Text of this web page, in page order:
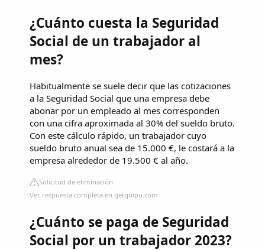
¿Cuánto cuesta la Seguridad
Social de un trabajador al
mes?
Habitualmente se suele decir que las cotizaciones
a la Seguridad Social que una empresa debe
abonar por un empleado al mes corresponden
con una cifra aproximada al 30% del sueldo bruto.
Con este cálculo rápido, un trabajador cuyo
sueldo bruto anual sea de 15.000 €, le costará a la
empresa alrededor de 19.500 € al año.
Solicitud de eliminación
Ver respuesta completa en getquipu.com
¿Cuánto se paga de Seguridad
Social por un trabajador 2023?